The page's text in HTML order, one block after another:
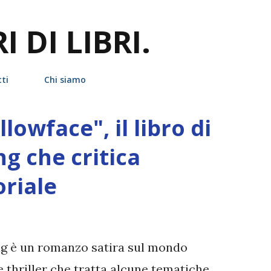
DI LIBRI.
Chi siamo
il libro di
che critica
è un romanzo satira sul mondo